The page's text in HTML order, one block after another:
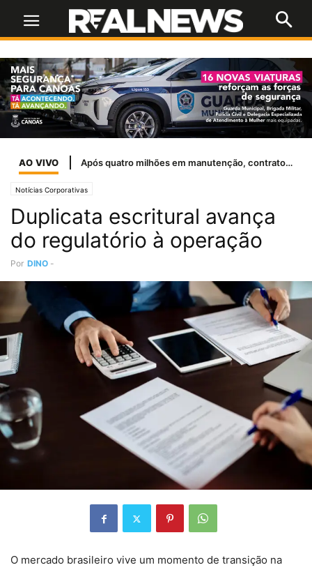
AO VIVO Famurs e Ulbra firmam parceria para criar Observatório de Dados dos Municípios Gaúchos
Notícias Corporativas
Duplicata escritural avança
do regulatório à operação
Por DINO -
O mercado brasileiro vive um momento de transição na